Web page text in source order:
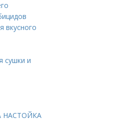
вкусного
сушки и
НАСТОЙКА